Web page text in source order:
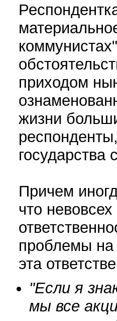
приходом
жизни
государства
Причем
что
проблемы на
эта
"Если я
мы все